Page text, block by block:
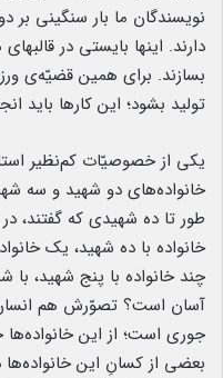
نویسندگان ما بار سنگینی
دارند. اینها بایستی در
بسازند. برای همین قضیّه‌ی
تولید بشود؛ این کارها باید
یکی از خصوصیّات کم‌نظیر
خانواده‌های دو شهید و سه
طور تا ده شهیدی که گفتند،
خانواده با ده شهید، یک
چند خانواده با پنج شهید، با
آسان است؟ تصوّرش هم انسان
‌جوری است؛ از این
بعضی از کسانِ این